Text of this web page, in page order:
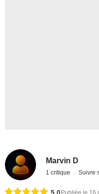
Marvin D
1 critique Suivre